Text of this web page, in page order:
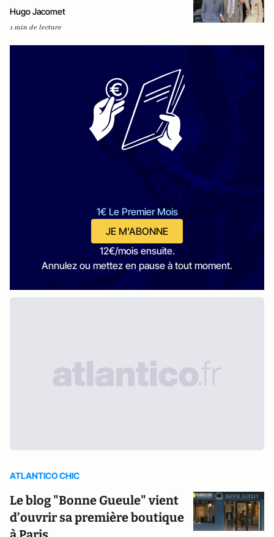
Hugo Jacomet
1 min de lecture
1€ Le Premier Mois
JE M'ABONNE
12€/mois ensuite.
Annulez ou mettez en pause à tout moment.
ATLANTICO CHIC
Le blog "Bonne Gueule" vient
d’ouvrir sa première boutique